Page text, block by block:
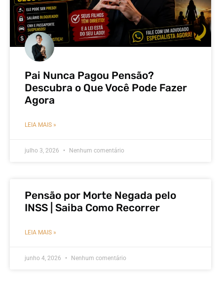
Pai Nunca Pagou Pensão?
Descubra o Que Você Pode Fazer
Agora
LEIA MAIS »
julho 3, 2026 Nenhum comentário
Pensão por Morte Negada pelo
INSS | Saiba Como Recorrer
LEIA MAIS »
junho 4, 2026 Nenhum comentário